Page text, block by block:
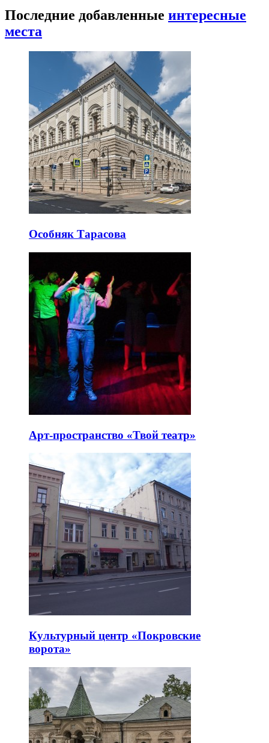
Последние добавленные интересные
места
Особняк Тарасова
Арт-пространство «Твой театр»
Культурный центр «Покровские
ворота»